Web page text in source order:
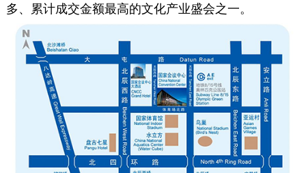
多、累计成交金额最高的文化产业盛会之一。